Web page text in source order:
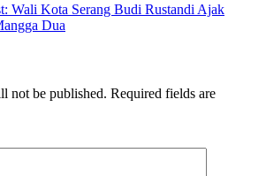
Wali Kota Serang Budi Rustandi Ajak
Dua
not be published. Required fields are